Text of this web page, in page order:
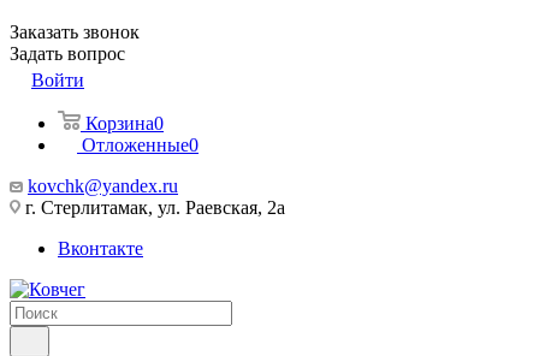
Заказать звонок
Задать вопрос
Войти
Корзина0
Отложенные0
kovchk@yandex.ru
г. Стерлитамак, ул. Раевская, 2а
Вконтакте